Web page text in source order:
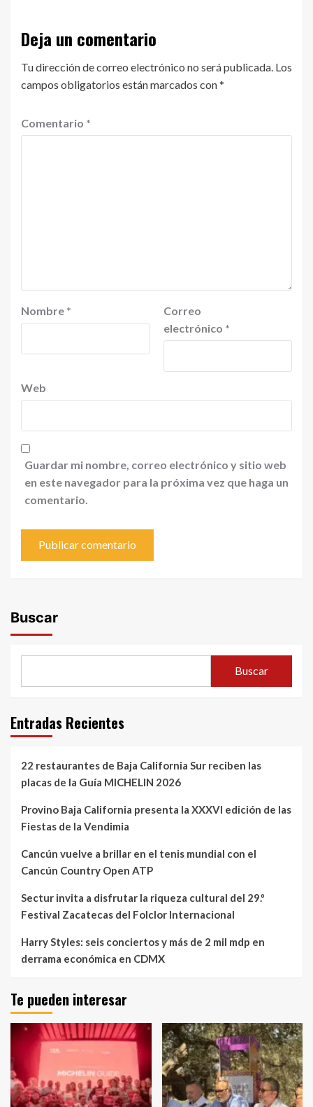
Deja un comentario
Tu dirección de correo electrónico no será publicada. Los
campos obligatorios están marcados con*
Comentario *
Nombre *
Correo
electrónico *
Web
Guardar mi nombre, correo electrónico y sitio web
en este navegador para la próxima vez que haga un
comentario.
Buscar
Buscar
Entradas Recientes
22 restaurantes de Baja California Sur reciben las
placas de la Guía MICHELIN 2026
Provino Baja California presenta la XXXVI edición de las
Fiestas de la Vendimia
Cancún vuelve a brillar en el tenis mundial con el
Cancún Country Open ATP
Sectur invita a disfrutar la riqueza cultural del 29.º
Festival Zacatecas del Folclor Internacional
Harry Styles: seis conciertos y más de 2 mil mdp en
derrama económica en CDMX
Te pueden interesar